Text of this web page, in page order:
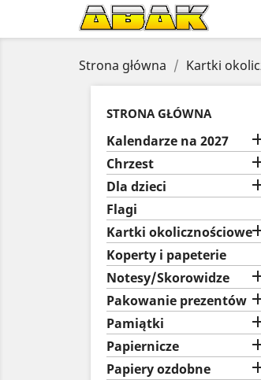
Strona główna Kartki
STRONA GŁÓWNA
Kalendarze na 2027
Chrzest
Dla dzieci
Flagi
Kartki okolicznościowe
Koperty i papeterie
Notesy/Skorowidze
Pakowanie prezentów
Pamiątki
Papiernicze
Papiery ozdobne